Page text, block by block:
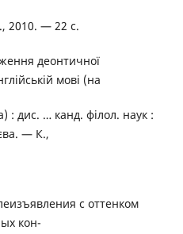
2010. — 22 с.
деонтичної
мові (на
: дис. … канд. філол. наук :
— К.,
с оттенком
кон-